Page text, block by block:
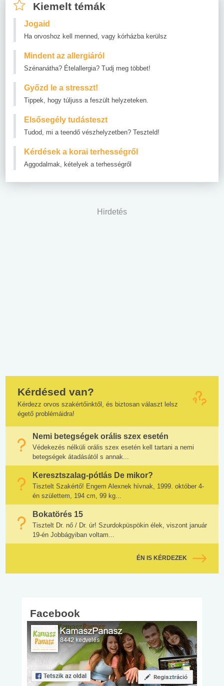
Kiemelt témák
Jogaid
Ha orvoshoz kell menned, vagy kórházba kerülsz
Mindent az allergiáról
Szénanátha? Ételallergia? Tudj meg többet!
Győzd le a stresszt!
Tippek, hogy túljuss a feszült helyzeteken.
Elsősegély tudásteszt
Tudod, mi a teendő vészhelyzetben? Teszteld!
Kérdések a korai terhességről
Aggodalmak, kételyek a terhességről
Hirdetés
Kérdésed van?
Kérdezz orvos szakértőinktől, és biztosan választ lelsz
égető problémáidra!
Nemi betegségek orális szex esetén
Védekezés nélküli orális szex esetén kell tartani a nemi
betegségek átadásától s annak...
Keresztszalag-pótlás De mikor?
Tisztelt Szakértő! Engem Alexnek hívnak, 1999. október 4-
én születtem, 194 cm, 99 kg...
Bokatörés 15
Tisztelt Dr. nő / Dr. úr! Szurdokpüspökin élek, viszont január
19-én Jobbágyiban voltam...
ÉN IS KÉRDEZEK
Facebook